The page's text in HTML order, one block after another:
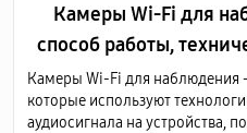
Камеры Wi-Fi для
способ работы,
Камеры Wi-Fi для наблюдения
которые используют
аудиосигнала на устройства,